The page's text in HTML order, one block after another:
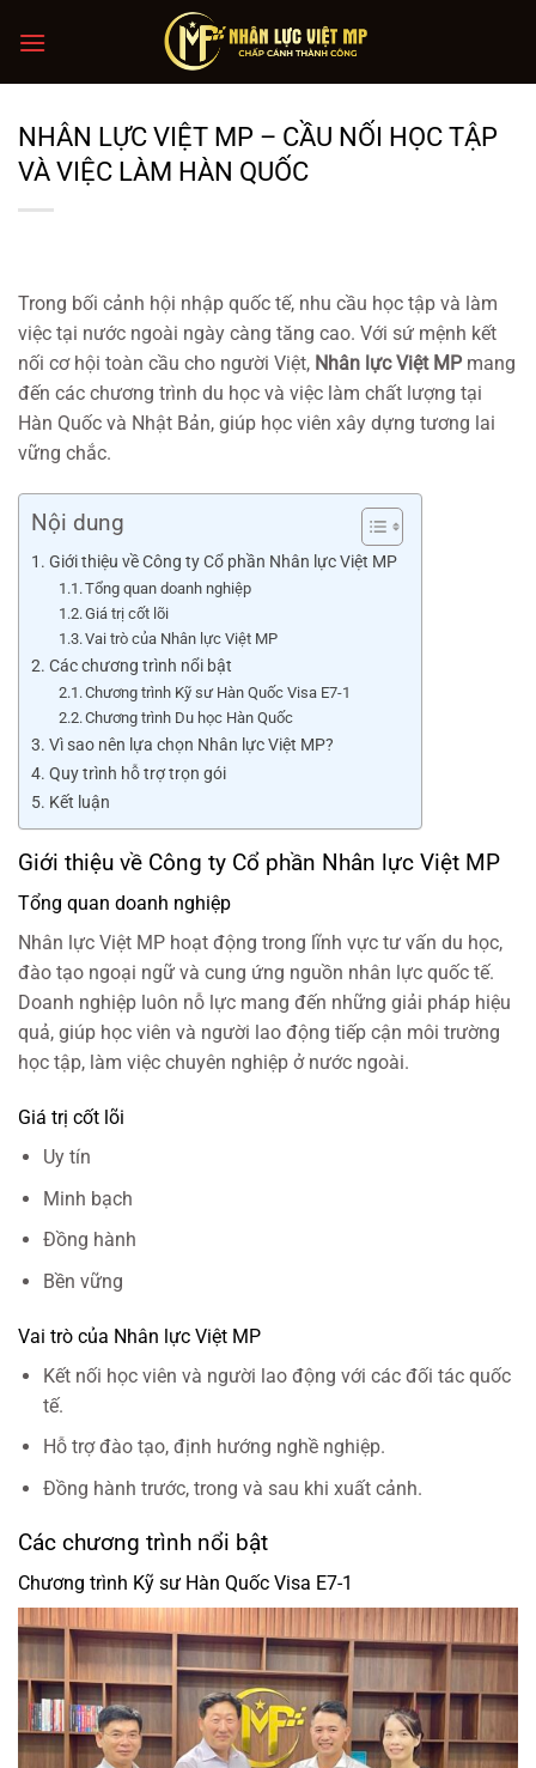
đến
NHÂN LỰC VIỆT MP – CẦU NỐI HỌC TẬP
VÀ VIỆC LÀM HÀN QUỐC
Trong bối cảnh hội nhập quốc tế, nhu cầu học tập và làm
việc tại nước ngoài ngày càng tăng cao. Với sứ mệnh kết
nối cơ hội toàn cầu cho người Việt, Nhân lực Việt MP mang
đến các chương trình du học và việc làm chất lượng tại
Hàn Quốc và Nhật Bản, giúp học viên xây dựng tương lai
vững chắc.
Nội dung
Giới thiệu về Công ty Cổ phần Nhân lực Việt MP
Tổng quan doanh nghiệp
Giá trị cốt lõi
Vai trò của Nhân lực Việt MP
Các chương trình nổi bật
Chương trình Kỹ sư Hàn Quốc Visa E7-1
Chương trình Du học Hàn Quốc
Vì sao nên lựa chọn Nhân lực Việt MP?
Quy trình hỗ trợ trọn gói
Kết luận
Giới thiệu về Công ty Cổ phần Nhân lực Việt MP
Tổng quan doanh nghiệp
Nhân lực Việt MP hoạt động trong lĩnh vực tư vấn du học,
đào tạo ngoại ngữ và cung ứng nguồn nhân lực quốc tế.
Doanh nghiệp luôn nỗ lực mang đến những giải pháp hiệu
quả, giúp học viên và người lao động tiếp cận môi trường
học tập, làm việc chuyên nghiệp ở nước ngoài.
Giá trị cốt lõi
Uy tín
Minh bạch
Đồng hành
Bền vững
Vai trò của Nhân lực Việt MP
Kết nối học viên và người lao động với các đối tác quốc
tế.
Hỗ trợ đào tạo, định hướng nghề nghiệp.
Đồng hành trước, trong và sau khi xuất cảnh.
Các chương trình nổi bật
Chương trình Kỹ sư Hàn Quốc Visa E7-1